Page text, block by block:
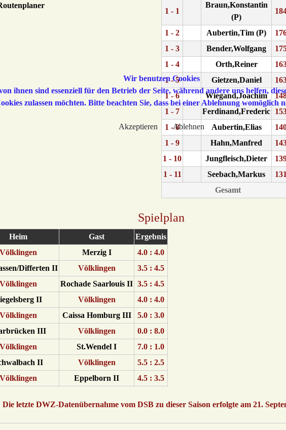
1 - 1
Braun,Konstantin
(P)
1 - 2 Aubertin,Tim (P)
1 - 3
Bender,Wolfgang
1 - 4
Orth,Reiner
1 - 5
Gietzen,Daniel
1 - 6
Wiegand,Joachim
1 - 7
Ferdinand,Frederic
1 - 8
Aubertin,Elias
1 - 9
Hahn,Manfred
1 - 10
Jungfleisch,Dieter
1 - 11
Seebach,Markus
Gesamt
Spielplan
Heim Gast
Ergebnis
Völklingen Merzig I
4.0 : 4.0
Differten II Völklingen
3.5 : 4.5
Völklingen Rochade Saarlouis II 3.5 : 4.5
II Völklingen
4.0 : 4.0
Völklingen Caissa Homburg III
5.0 : 3.0
III Völklingen
0.0 : 8.0
Völklingen St.Wendel I
7.0 : 1.0
II Völklingen
5.5 : 2.5
Völklingen Eppelborn II 4.5 : 3.5
Die letzte DWZ-Datenübernahme vom DSB zu dieser Saison erfolgte am 21.
Wir benutzen Cookies
ihnen sind essenziell für den Betrieb der Seite, während andere uns helfen,
zulassen möchten. Bitte beachten Sie, dass bei einer Ablehnung
Akzeptieren Ablehnen